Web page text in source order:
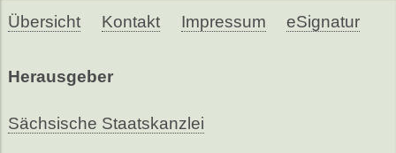
Übersicht Kontakt Impressum eSignatur
Herausgeber
Sächsische Staatskanzlei